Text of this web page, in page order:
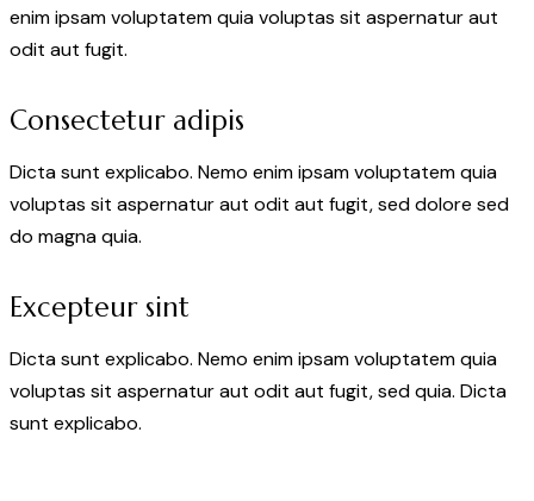
enim ipsam voluptatem quia voluptas sit aspernatur aut
odit aut fugit.
Consectetur adipis
Dicta sunt explicabo. Nemo enim ipsam voluptatem quia
voluptas sit aspernatur aut odit aut fugit, sed dolore sed
do magna quia.
Excepteur sint
Dicta sunt explicabo. Nemo enim ipsam voluptatem quia
voluptas sit aspernatur aut odit aut fugit, sed quia. Dicta
sunt explicabo.